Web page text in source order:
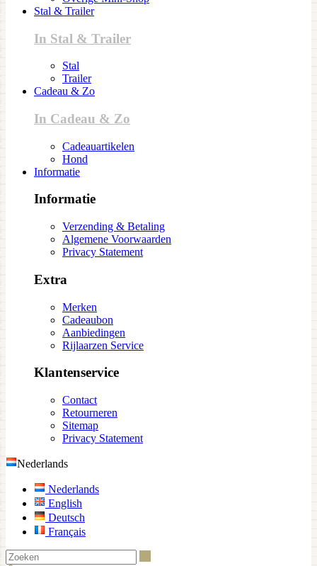
Stal & Trailer
In Stal & Trailer
Stal
Trailer
Cadeau & Zo
In Cadeau & Zo
Cadeauartikelen
Hond
Informatie
Informatie
Verzending & Betaling
Algemene Voorwaarden
Privacy Statement
Extra
Merken
Cadeaubon
Aanbiedingen
Rijlaarzen Service
Klantenservice
Contact
Retourneren
Sitemap
Privacy Statement
Nederlands
Nederlands
English
Deutsch
Français